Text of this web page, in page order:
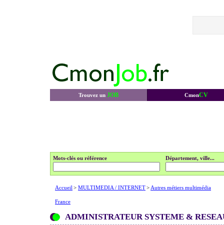
Trouvez un JOB CmonCV
Mots-clés ou référence Département, ville...
Accueil > MULTIMEDIA / INTERNET> Autres métiers multimédia
France
ADMINISTRATEUR SYSTEME &